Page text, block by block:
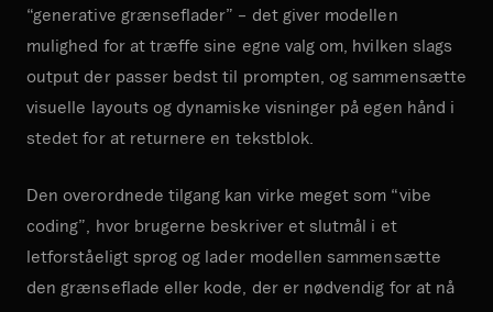
“generative grænseflader” – det giver modellen
mulighed for at træffe sine egne valg om, hvilken slags
output der passer bedst til prompten, og sammensætte
visuelle layouts og dynamiske visninger på egen hånd i
stedet for at returnere en tekstblok.
Den overordnede tilgang kan virke meget som “vibe
coding”, hvor brugerne beskriver et slutmål i et
letforståeligt sprog og lader modellen sammensætte
den grænseflade eller kode, der er nødvendig for at nå